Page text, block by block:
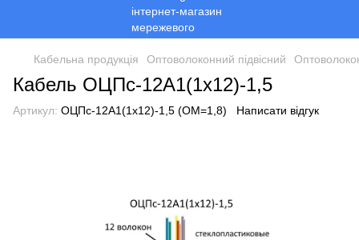
Кабельна продукція Оптоволоконний підвісний
Кабель ОЦПс-12А1(1х12)-1,5
Артикул: ОЦПс-12А1(1х12)-1,5 (ОМ=1,8) Написати відгук